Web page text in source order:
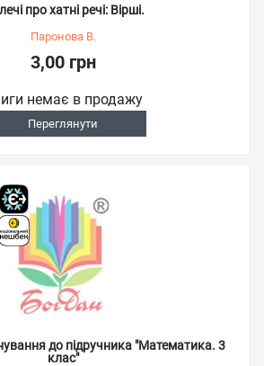
про хатні речі: Вірші.
Паронова В.
3,00 грн
немає в продажу
Переглянути
до підручника "Математика. 3
клас"